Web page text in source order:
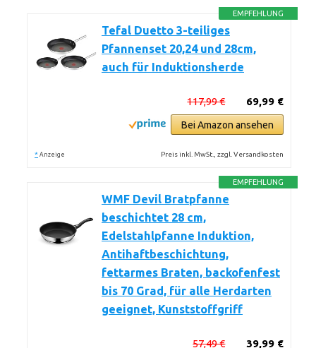
EMPFEHLUNG
Tefal Duetto 3-teiliges
Pfannenset 20,24 und 28cm,
auch für Induktionsherde
69,99 €
117,99 €
Bei Amazon ansehen
* Anzeige Preis inkl. MwSt., zzgl. Versandkosten
EMPFEHLUNG
WMF Devil Bratpfanne
beschichtet 28 cm,
Edelstahlpfanne Induktion,
Antihaftbeschichtung,
fettarmes Braten, backofenfest
bis 70 Grad, für alle Herdarten
geeignet, Kunststoffgriff
39,99 €
57,49 €